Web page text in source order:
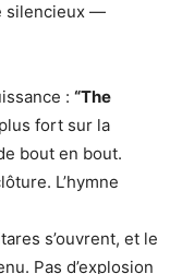
silencieux —
: “The
fort sur la
bout en bout.
L’hymne
s’ouvrent, et le
Pas d’explosion